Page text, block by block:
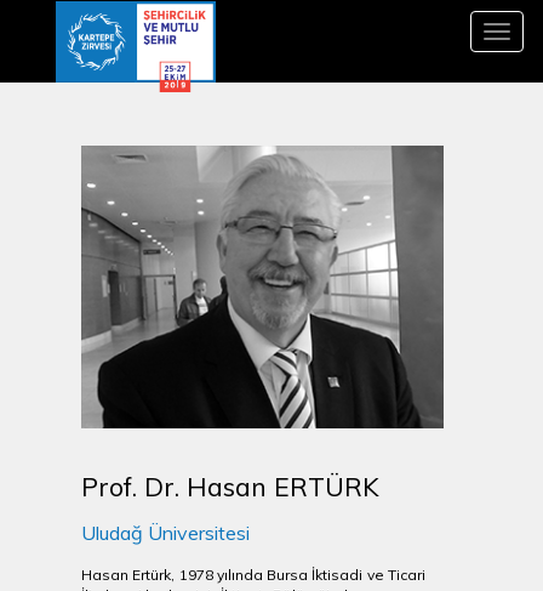
Prof. Dr. Hasan ERTÜRK
Uludağ Üniversitesi
Hasan Ertürk, 1978 yılında Bursa İktisadi ve Ticari